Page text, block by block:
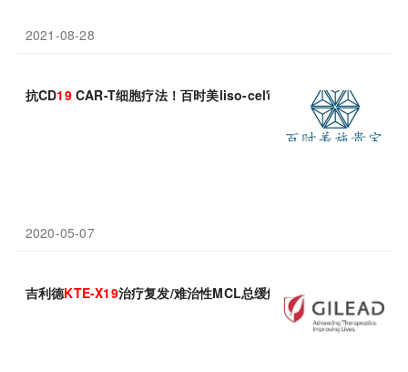
2021-08-28
抗CD19CAR-T细胞疗法！百时美liso-cel审查遭美国FDA延长3个
2020-05-07
吉利德KTE-X19治疗复发/难治性MCL总缓解率达93%！